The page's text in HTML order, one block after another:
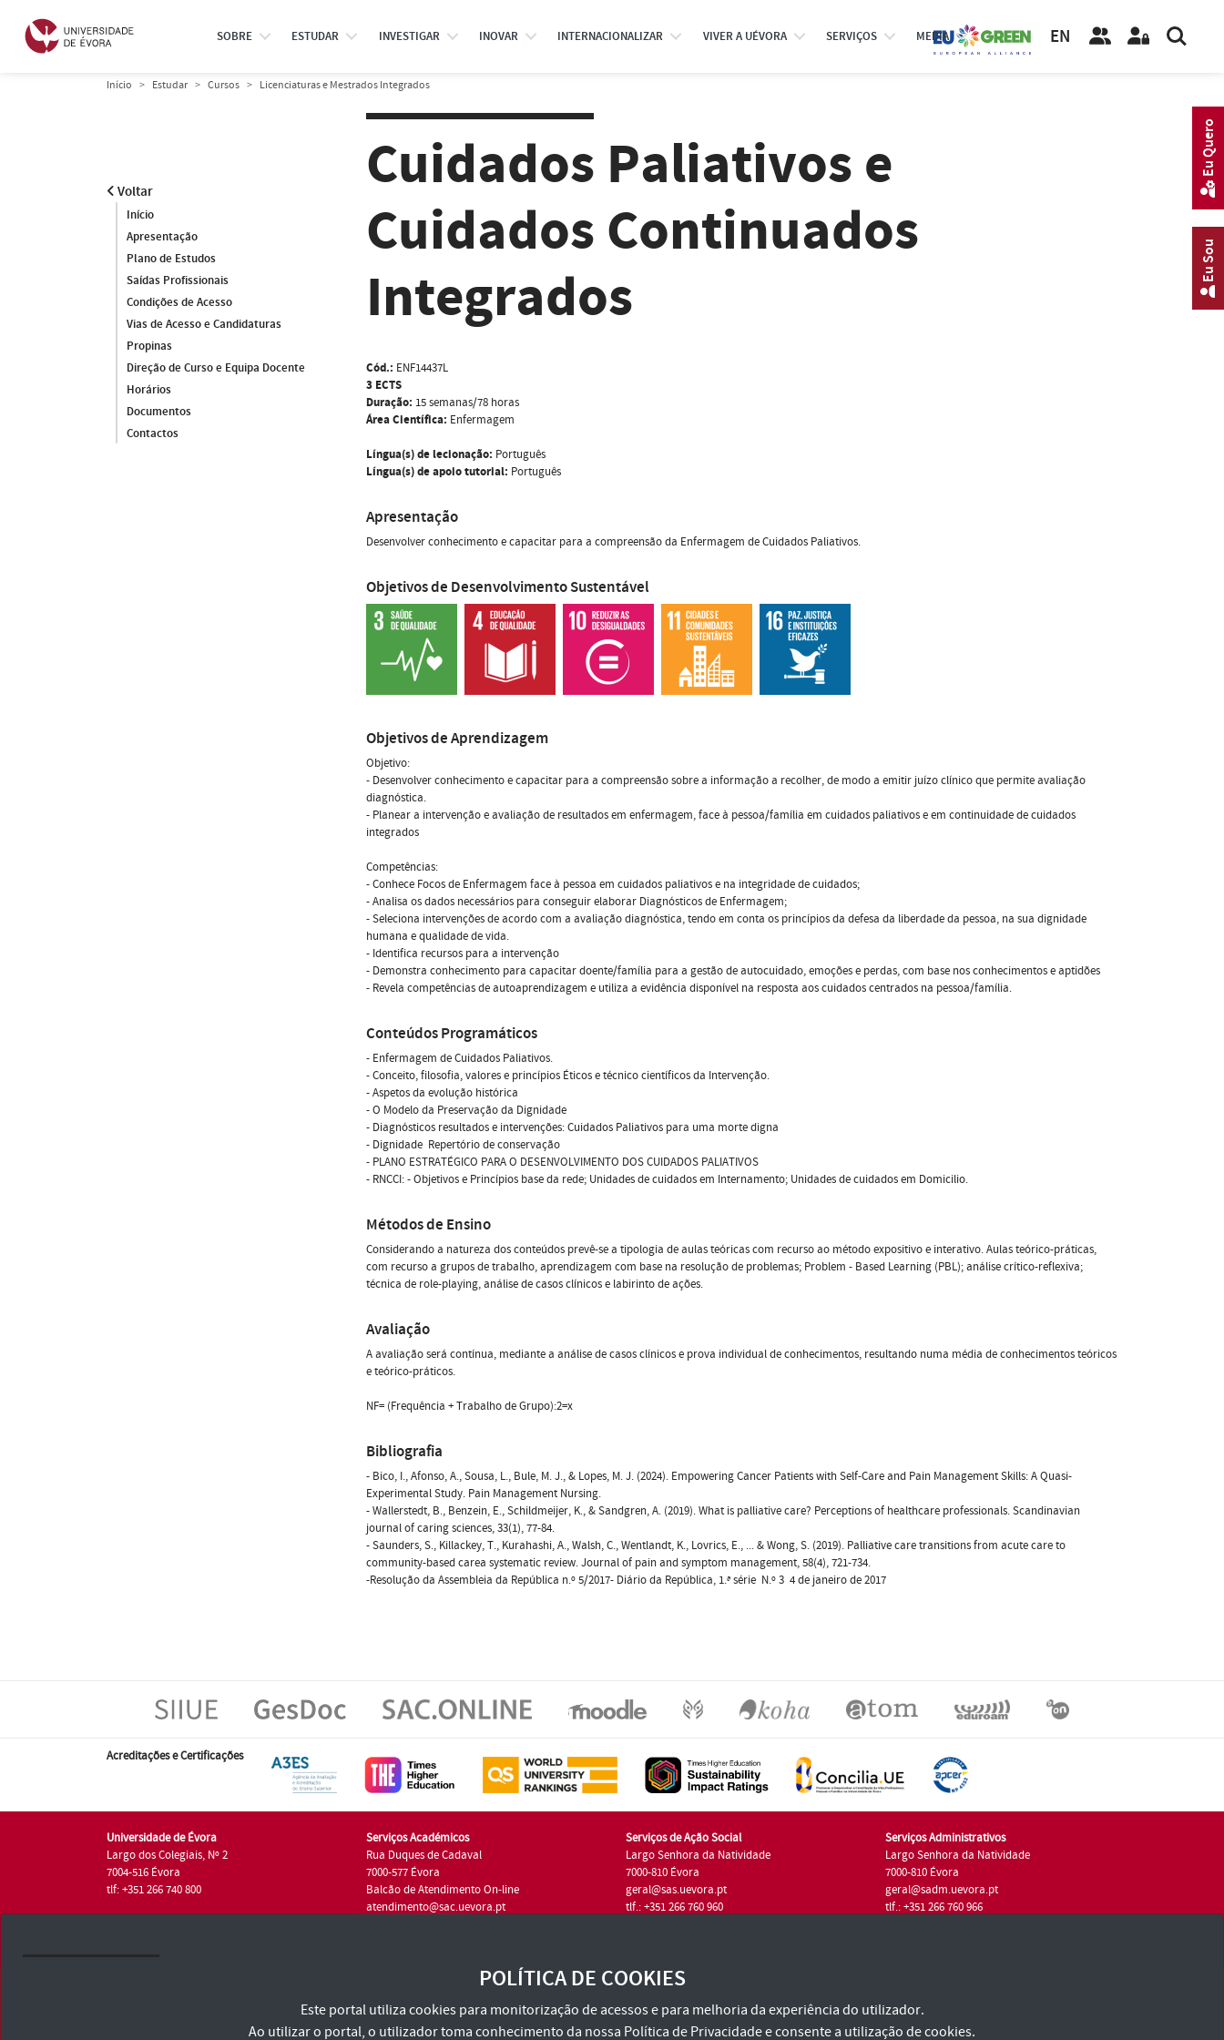
SOBRE ESTUDAR INVESTIGAR INOVAR INTERNACIONALIZAR VIVER A UÉVORA SERVIÇOS MEDIA EN
Início Estudar Cursos Licenciaturas e Mestrados Integrados
Voltar
Início
Apresentação
Plano de Estudos
Saídas Profissionais
Condições de Acesso
Vias de Acesso e Candidaturas
Propinas
Direção de Curso e Equipa Docente
Horários
Documentos
Contactos
Cuidados Paliativos e
Cuidados Continuados
Integrados
Cód.: ENF14437L
3 ECTS
Duração: 15 semanas/78 horas
Área Científica: Enfermagem
Língua(s) de lecionação: Português
Língua(s) de apoio tutorial: Português
Apresentação
Desenvolver conhecimento e capacitar para a compreensão da Enfermagem de Cuidados Paliativos.
Objetivos de Desenvolvimento Sustentável
Objetivos de Aprendizagem
Objetivo:
- Desenvolver conhecimento e capacitar para a compreensão sobre a informação a recolher, de modo a emitir juízo clínico que permite avaliação
diagnóstica.
- Planear a intervenção e avaliação de resultados em enfermagem, face à pessoa/família em cuidados paliativos e em continuidade de cuidados
integrados
Competências:
- Conhece Focos de Enfermagem face à pessoa em cuidados paliativos e na integridade de cuidados;
- Analisa os dados necessários para conseguir elaborar Diagnósticos de Enfermagem;
- Seleciona intervenções de acordo com a avaliação diagnóstica, tendo em conta os princípios da defesa da liberdade da pessoa, na sua dignidade
humana e qualidade de vida.
- Identifica recursos para a intervenção
- Demonstra conhecimento para capacitar doente/família para a gestão de autocuidado, emoções e perdas, com base nos conhecimentos e aptidões
- Revela competências de autoaprendizagem e utiliza a evidência disponível na resposta aos cuidados centrados na pessoa/família.
Conteúdos Programáticos
- Enfermagem de Cuidados Paliativos.
- Conceito, filosofia, valores e princípios Éticos e técnico científicos da Intervenção.
- Aspetos da evolução histórica
- O Modelo da Preservação da Dignidade
- Diagnósticos resultados e intervenções: Cuidados Paliativos para uma morte digna
- Dignidade  Repertório de conservação
- PLANO ESTRATÉGICO PARA O DESENVOLVIMENTO DOS CUIDADOS PALIATIVOS
- RNCCI: - Objetivos e Princípios base da rede; Unidades de cuidados em Internamento; Unidades de cuidados em Domicilio.
Métodos de Ensino
Considerando a natureza dos conteúdos prevê-se a tipologia de aulas teóricas com recurso ao método expositivo e interativo. Aulas teórico-práticas,
com recurso a grupos de trabalho, aprendizagem com base na resolução de problemas; Problem - Based Learning (PBL); análise crítico-reflexiva;
técnica de role-playing, análise de casos clínicos e labirinto de ações.
Avaliação
A avaliação será contínua, mediante a análise de casos clínicos e prova individual de conhecimentos, resultando numa média de conhecimentos teóricos
e teórico-práticos.
NF= (Frequência + Trabalho de Grupo):2=x
Bibliografia
- Bico, I., Afonso, A., Sousa, L., Bule, M. J., & Lopes, M. J. (2024). Empowering Cancer Patients with Self-Care and Pain Management Skills: A Quasi-
Experimental Study. Pain Management Nursing.
- Wallerstedt, B., Benzein, E., Schildmeijer, K., & Sandgren, A. (2019). What is palliative care? Perceptions of healthcare professionals. Scandinavian
journal of caring sciences, 33(1), 77-84.
- Saunders, S., Killackey, T., Kurahashi, A., Walsh, C., Wentlandt, K., Lovrics, E., ... & Wong, S. (2019). Palliative care transitions from acute care to
community-based carea systematic review. Journal of pain and symptom management, 58(4), 721-734.
-Resolução da Assembleia da República n.º 5/2017- Diário da República, 1.ª série  N.º 3  4 de janeiro de 2017
Acreditações e Certificações
Universidade de Évora
Largo dos Colegiais, Nº 2
7004-516 Évora
tlf: +351 266 740 800
Serviços Académicos
Rua Duques de Cadaval
7000-577 Évora
Balcão de Atendimento On-line
atendimento@sac.uevora.pt
Serviços de Ação Social
Largo Senhora da Natividade
7000-810 Évora
geral@sas.uevora.pt
tlf.: +351 266 760 960
Serviços Administrativos
Largo Senhora da Natividade
7000-810 Évora
geral@sadm.uevora.pt
tlf.: +351 266 760 966
Consulte os Termos e Condições e Política de Privacidade
Eu Sou
Eu Quero
POLÍTICA DE COOKIES
Este portal utiliza cookies para monitorização de acessos e para melhoria da experiência do utilizador.
Ao utilizar o portal, o utilizador toma conhecimento da nossa Política de Privacidadee consente a utilização de cookies.